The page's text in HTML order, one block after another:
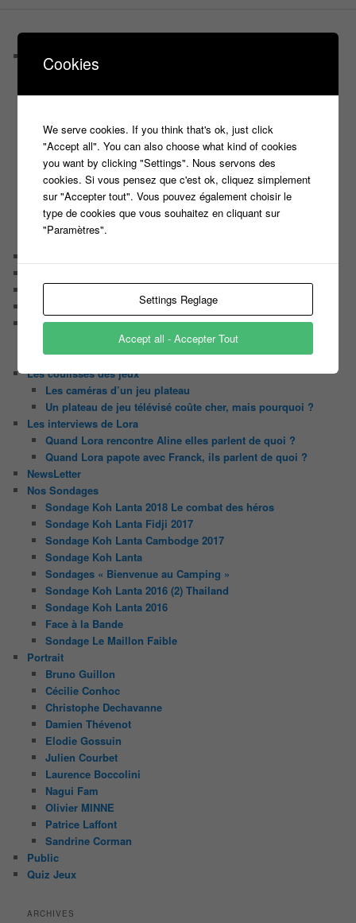
Castings
C’est quoi un casteur ?
Motus
Slam
C’est quoi un casting ?
Tous les castings
Les 12 coups de midi
Les Z’Amours
N’oubliez Pas Les Paroles
Il était une fois ….
Le trombinoscope des Joueurs
Géraldine multirécidiviste des émissions TV
Serge le candidat qui a peur du noir.
Les coulisses des jeux
Les caméras d’un jeu plateau
Un plateau de jeu télévisé coûte cher, mais pourquoi ?
Les interviews de Lora
Quand Lora rencontre Aline elles parlent de quoi ?
Quand Lora papote avec Franck, ils parlent de quoi ?
NewsLetter
Nos Sondages
Sondage Koh Lanta 2018 Le combat des héros
Sondage Koh Lanta Fidji 2017
Sondage Koh Lanta Cambodge 2017
Sondage Koh Lanta
Sondages « Bienvenue au Camping »
Sondage Koh Lanta 2016 (2) Thailand
Sondage Koh Lanta 2016
Face à la Bande
Sondage Le Maillon Faible
Portrait
Bruno Guillon
Cécilie Conhoc
Christophe Dechavanne
Damien Thévenot
Elodie Gossuin
Julien Courbet
Laurence Boccolini
Nagui Fam
Olivier MINNE
Patrice Laffont
Sandrine Corman
Public
Quiz Jeux
ARCHIVES
Cookies
We serve cookies. If you think that's ok, just click
"Accept all". You can also choose what kind of cookies
you want by clicking "Settings". Nous servons des
cookies. Si vous pensez que c'est ok, cliquez simplement
sur "Accepter tout". Vous pouvez également choisir le
type de cookies que vous souhaitez en cliquant sur
"Paramètres".
Settings Reglage
Accept all - Accepter Tout